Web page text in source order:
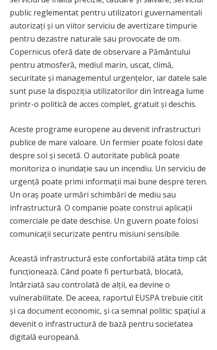
public reglementat pentru utilizatori guvernamentali
autorizați și un viitor serviciu de avertizare timpurie
pentru dezastre naturale sau provocate de om.
Copernicus oferă date de observare a Pământului
pentru atmosferă, mediul marin, uscat, climă,
securitate și managementul urgențelor, iar datele sale
sunt puse la dispoziția utilizatorilor din întreaga lume
printr-o politică de acces complet, gratuit și deschis.
Aceste programe europene au devenit infrastructuri
publice de mare valoare. Un fermier poate folosi date
despre sol și secetă. O autoritate publică poate
monitoriza o inundație sau un incendiu. Un serviciu de
urgență poate primi informații mai bune despre teren.
Un oraș poate urmări schimbări de mediu sau
infrastructură. O companie poate construi aplicații
comerciale pe date deschise. Un guvern poate folosi
comunicații securizate pentru misiuni sensibile.
Această infrastructură este confortabilă atâta timp cât
funcționează. Când poate fi perturbată, blocată,
întârziată sau controlată de alții, ea devine o
vulnerabilitate. De aceea, raportul EUSPA trebuie citit
și ca document economic, și ca semnal politic: spațiul a
devenit o infrastructură de bază pentru societatea
digitală europeană.